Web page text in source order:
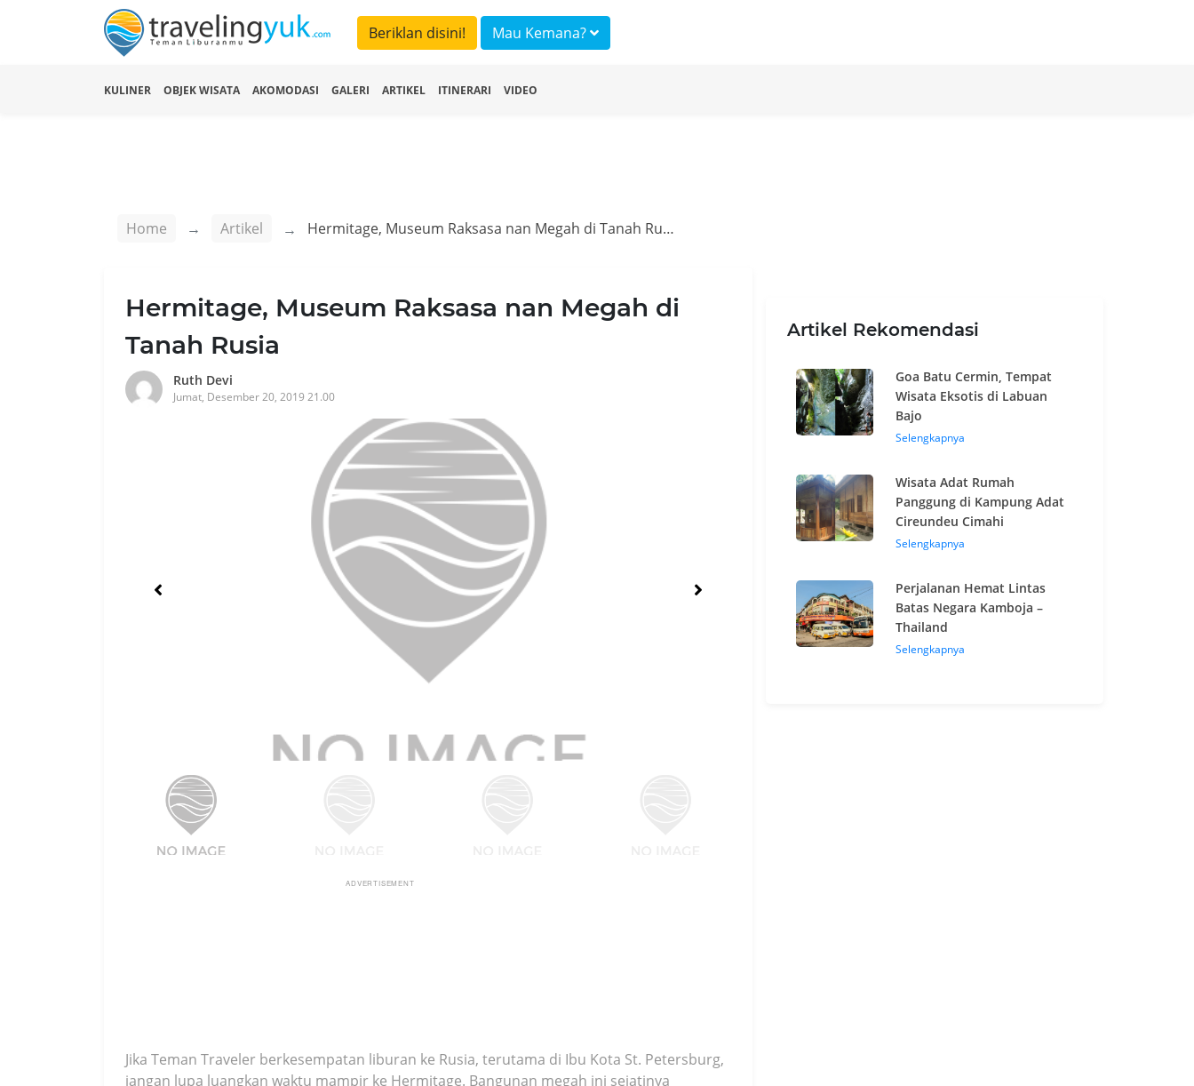
Beriklan disini! Mau Kemana?
KULINER OBJEK WISATA AKOMODASI GALERI ARTIKEL ITINERARI VIDEO
Home Artikel Hermitage, Museum Raksasa nan Megah di Tanah Rusia
Hermitage, Museum Raksasa nan Megah di
Tanah Rusia
Ruth Devi
Jumat, Desember 20, 2019 21.00
ADVERTISEMENT
Jika Teman Traveler berkesempatan liburan ke Rusia, terutama di Ibu Kota St. Petersburg,
jangan lupa luangkan waktu mampir ke Hermitage. Bangunan megah ini sejatinya
Artikel Rekomendasi
Goa Batu Cermin, Tempat
Wisata Eksotis di Labuan
Bajo
Selengkapnya
Wisata Adat Rumah
Panggung di Kampung Adat
Cireundeu Cimahi
Selengkapnya
Perjalanan Hemat Lintas
Batas Negara Kamboja –
Thailand
Selengkapnya